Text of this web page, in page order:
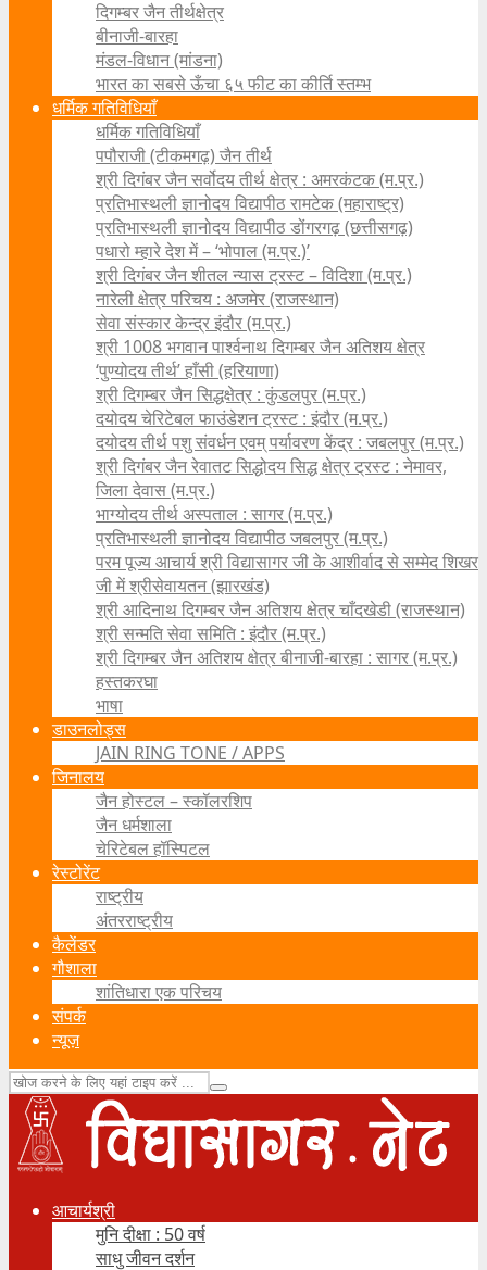
दिगम्बर जैन तीर्थक्षेत्र
बीनाजी-बारहा
मंडल-विधान (मांडना)
भारत का सबसे ऊँचा ६५ फीट का कीर्ति स्तम्भ
धर्मिक गतिविधियाँ
धर्मिक गतिविधियाँ
पपौराजी (टीकमगढ़) जैन तीर्थ
श्री दिगंबर जैन सर्वोदय तीर्थ क्षेत्र : अमरकंटक (म.प्र.)
प्रतिभास्थली ज्ञानोदय विद्यापीठ रामटेक (महाराष्ट्र)
प्रतिभास्थली ज्ञानोदय विद्यापीठ डोंगरगढ़ (छत्तीसगढ़)
पधारो म्हारे देश में – ‘भोपाल (म.प्र.)’
श्री दिगंबर जैन शीतल न्यास ट्रस्ट – विदिशा (म.प्र.)
नारेली क्षेत्र परिचय : अजमेर (राजस्थान)
सेवा संस्कार केन्द्र इंदौर (म.प्र.)
श्री 1008 भगवान पार्श्वनाथ दिगम्बर जैन अतिशय क्षे‍त्र
‘पुण्योदय तीर्थ’ हाँसी (हरियाणा)
श्री दिगम्बर जैन सिद्धक्षेत्र : कुंडलपुर (म.प्र.)
दयोदय चेरिटेबल फाउंडेशन ट्रस्ट : इंदौर (म.प्र.)
दयोदय तीर्थ पशु संवर्धन एवम्‌ पर्यावरण केंद्र : जबलपुर (म.प्र.)
श्री दिगंबर जैन रेवातट सिद्धोदय सिद्ध क्षेत्र ट्रस्ट : नेमावर,
जिला देवास (म.प्र.)
भाग्योदय तीर्थ अस्पताल : सागर (म.प्र.)
प्रतिभास्थली ज्ञानोदय विद्यापीठ जबलपुर (म.प्र.)
परम पूज्य आचार्य श्री विद्यासागर जी के आशीर्वाद से सम्मेद शिखर
जी में श्रीसेवायतन (झारखंड)
श्री आदिनाथ दिगम्बर जैन अतिशय क्षेत्र चाँदखेडी (राजस्थान)
श्री सन्मति सेवा समिति : इंदौर (म.प्र.)
श्री दिगम्बर जैन अतिशय क्षेत्र बीनाजी-बारहा : सागर (म.प्र.)
हस्तकरघा
भाषा
डाउनलोड्स
JAIN RING TONE / APPS
जिनालय
जैन होस्टल – स्कॉलरशिप
जैन धर्मशाला
चेरिटेबल हॉस्पिटल
रेस्टोरेंट
राष्ट्रीय
अंतरराष्ट्रीय
कैलेंडर
गौशाला
शांतिधारा एक परिचय
संपर्क
न्यूज़
आचार्यश्री
मुनि दीक्षा : 50 वर्ष
साधु जीवन दर्शन